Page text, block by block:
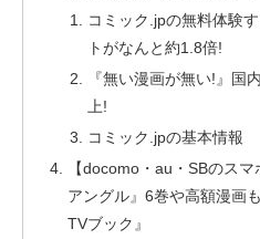
コミック.jpの無料体験
トがなんと約1.8倍!
『無い漫画が無い!』国
上!
コミック.jpの基本情報
【docomo・au・SBのス
アングル』6巻や高額漫画
TVブック』